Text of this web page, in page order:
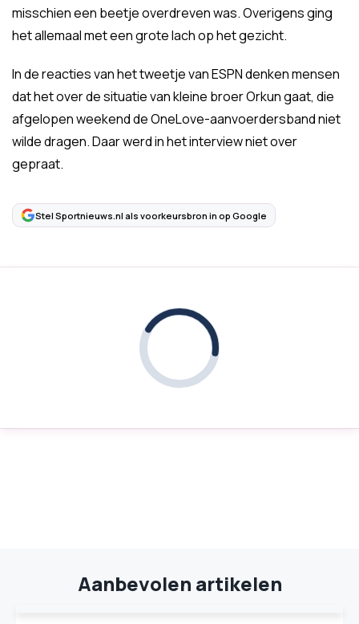
misschien een beetje overdreven was. Overigens ging
het allemaal met een grote lach op het gezicht.
In de reacties van het tweetje van ESPN denken mensen
dat het over de situatie van kleine broer Orkun gaat, die
afgelopen weekend de OneLove-aanvoerdersband niet
wilde dragen. Daar werd in het interview niet over
gepraat.
Stel Sportnieuws.nl als voorkeursbron in op Google
Aanbevolen artikelen